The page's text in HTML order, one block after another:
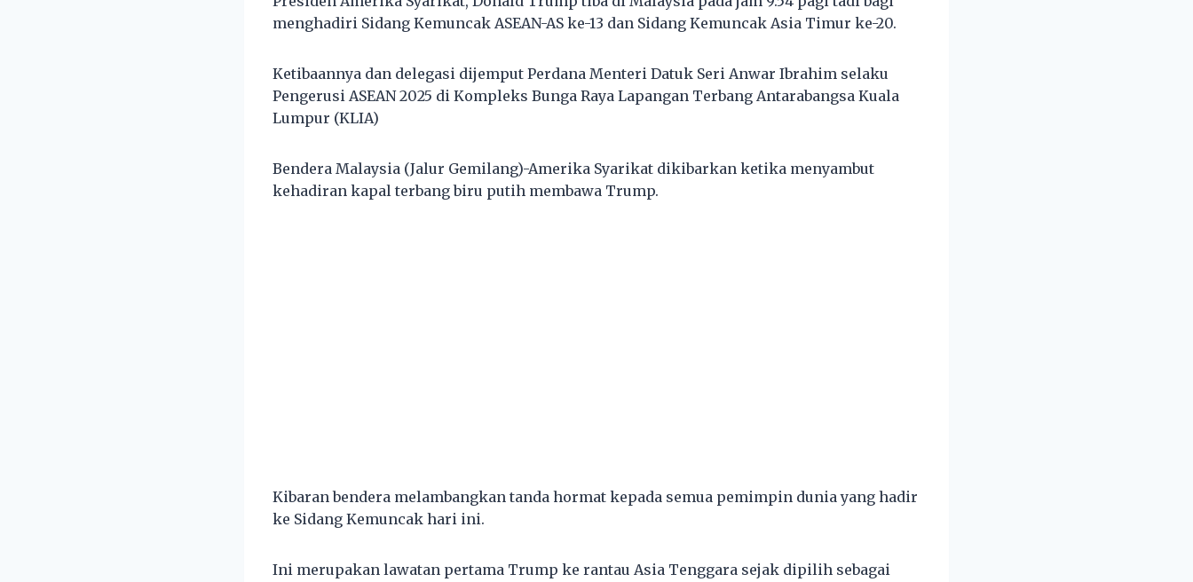
menghadiri Sidang Kemuncak ASEAN-AS ke-13 dan Sidang Kemuncak Asia Timur ke-20.
Ketibaannya dan delegasi dijemput Perdana Menteri Datuk Seri Anwar Ibrahim selaku
Pengerusi ASEAN 2025 di Kompleks Bunga Raya Lapangan Terbang Antarabangsa Kuala
Lumpur (KLIA)
Bendera Malaysia (Jalur Gemilang)-Amerika Syarikat dikibarkan ketika menyambut
kehadiran kapal terbang biru putih membawa Trump.
Kibaran bendera melambangkan tanda hormat kepada semua pemimpin dunia yang hadir
ke Sidang Kemuncak hari ini.
Ini merupakan lawatan pertama Trump ke rantau Asia Tenggara sejak dipilih sebagai